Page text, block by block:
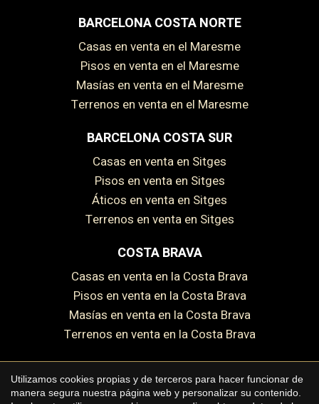
BARCELONA COSTA NORTE
Casas en venta en el Maresme
Pisos en venta en el Maresme
Masías en venta en el Maresme
Terrenos en venta en el Maresme
BARCELONA COSTA SUR
Casas en venta en Sitges
Pisos en venta en Sitges
Áticos en venta en Sitges
Terrenos en venta en Sitges
COSTA BRAVA
Casas en venta en la Costa Brava
Pisos en venta en la Costa Brava
Masías en venta en la Costa Brava
Terrenos en venta en la Costa Brava
Utilizamos cookies propias y de terceros para hacer funcionar de
manera segura nuestra página web y personalizar su contenido.